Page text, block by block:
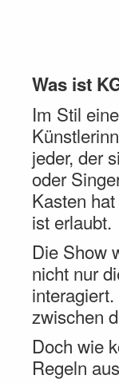
Was ist
Im Stil
jeder, der
oder
Kasten
ist erlaubt.
Die Show
nicht nur
zwischen
Doch wie
Regeln